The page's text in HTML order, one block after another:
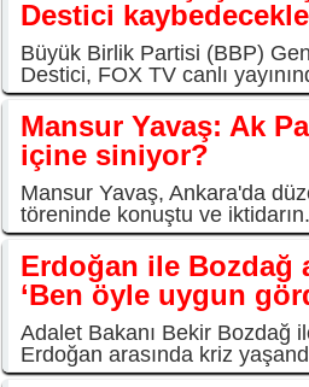
Destici
Büyük Birlik Partisi (BBP)
Destici, FOX TV canlı
Mansur Yavaş: Ak
içine siniyor?
Mansur Yavaş, Ankara'da
töreninde konuştu ve
Erdoğan ile Bozdağ
‘Ben öyle uygun
Adalet Bakanı Bekir Bozdağ
Erdoğan arasında kriz